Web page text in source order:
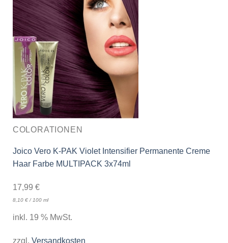
COLORATIONEN
Joico Vero K-PAK Violet Intensifier Permanente Creme
Haar Farbe MULTIPACK 3x74ml
17,99 €
8,10 €/ 100 ml
inkl. 19 % MwSt.
zzgl. Versandkosten